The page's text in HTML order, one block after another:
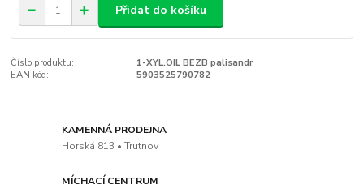
Přidat do košíku
Číslo produktu:
1-XYL.OIL BEZB palisandr
EAN kód:
5903525790782
KAMENNÁ PRODEJNA
Horská 813 • Trutnov
MÍCHACÍ CENTRUM